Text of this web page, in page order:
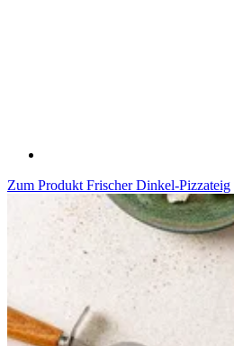
Zum Produkt Frischer Dinkel-Pizzateig